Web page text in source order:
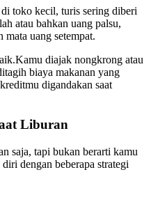
toko kecil, turis sering diberi
atau bahkan uang palsu,
uang setempat.
diajak nongkrong atau
biaya makanan yang
digandakan saat
Liburan
saja, tapi bukan berarti kamu
dengan beberapa strategi